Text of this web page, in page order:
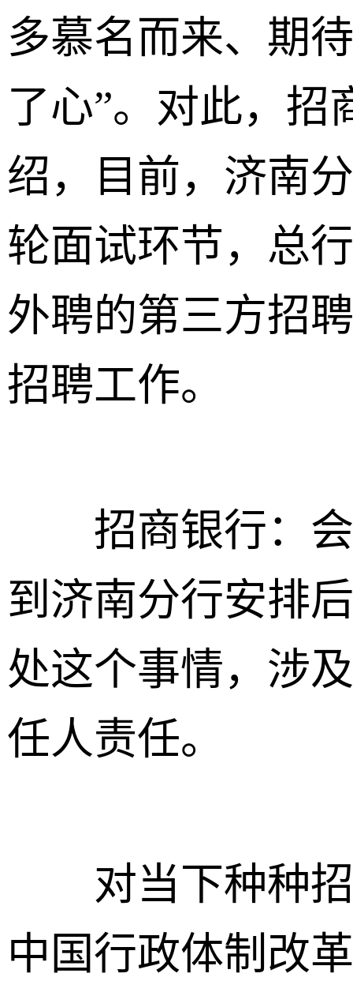
多慕名而来、期
了心”。对此，招
绍，目前，济南
轮面试环节，总
外聘的第三方招
招聘工作。
招商银行：会
到济南分行安排
处这个事情，涉
任人责任。
对当下种种招
中国行政体制改